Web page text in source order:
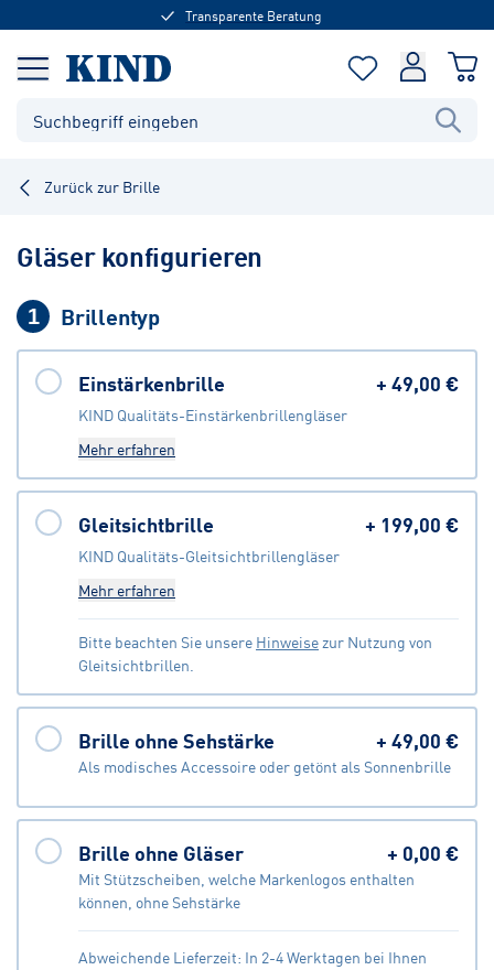
Transparente Beratung
Zurück zur Brille
Gläser konfigurieren
1 Brillentyp
Einstärkenbrille +49,00 €
KIND Qualitäts-Einstärkenbrillengläser
Mehr erfahren
Gleitsichtbrille + 199,00 €
KIND Qualitäts-Gleitsichtbrillengläser
Mehr erfahren
Bitte beachten Sie unsere Hinweisezur Nutzung von
Gleitsichtbrillen.
Brille ohne Sehstärke +49,00 €
Als modisches Accessoire oder getönt als Sonnenbrille
Brille ohne Gläser + 0,00 €
Mit Stützscheiben, welche Markenlogos enthalten
können, ohne Sehstärke
Abweichende Lieferzeit: In 2-4 Werktagen bei Ihnen